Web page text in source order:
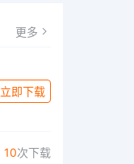
更多
立即下载
10次下载